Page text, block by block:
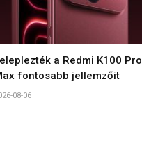
a Redmi K100 Pro
fontosabb jellemzőit
08-06